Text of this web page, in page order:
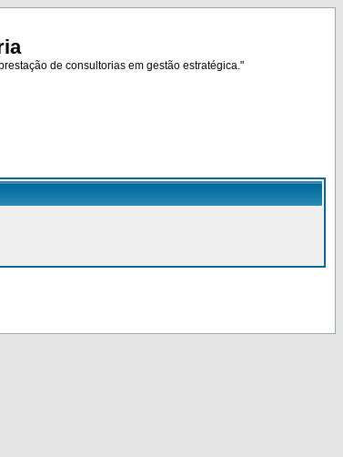
de consultorias em gestão estratégica."